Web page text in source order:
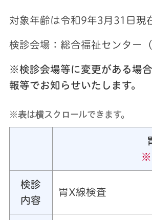
対象年齢は令和9年3月31日現
検診会場：総合福祉センター
※検診会場等に変更がある場
報等でお知らせいたします。
※表は横スクロールできます。
※
検診
内容
胃X線検査